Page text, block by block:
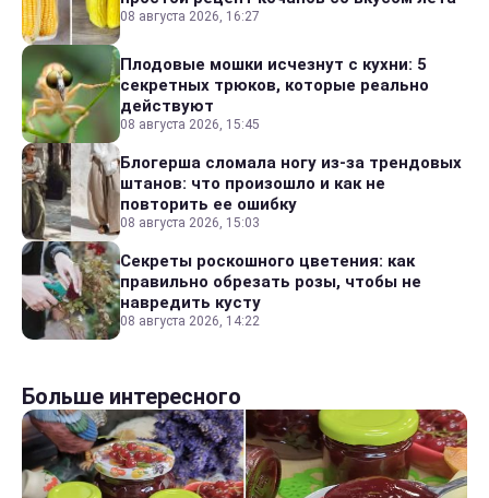
08 августа 2026, 16:27
Плодовые мошки исчезнут с кухни: 5
секретных трюков, которые реально
действуют
08 августа 2026, 15:45
Блогерша сломала ногу из-за трендовых
штанов: что произошло и как не
повторить ее ошибку
08 августа 2026, 15:03
Секреты роскошного цветения: как
правильно обрезать розы, чтобы не
навредить кусту
08 августа 2026, 14:22
Больше интересного